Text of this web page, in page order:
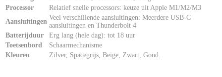
Processor
Relatief snelle processors: keuze uit Apple M1/M2/M3
Aansluitingen
Veel verschillende aansluitingen: Meerdere USB-C
aansluitingen en Thunderbolt 4
Batterijduur
Erg lang (hele dag): tot 18 uur
Toetsenbord
Schaarmechanisme
Kleuren
Zilver, Spacegrijs, Beige, Zwart, Goud.